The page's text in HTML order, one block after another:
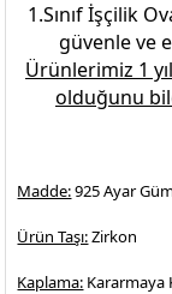
1.Sınıf İşçilik
güvenle ve
Ürünlerimiz 1
olduğunu
Madde:925 Ayar
Ürün Taşı:Zirkon
Kaplama: Kararmaya